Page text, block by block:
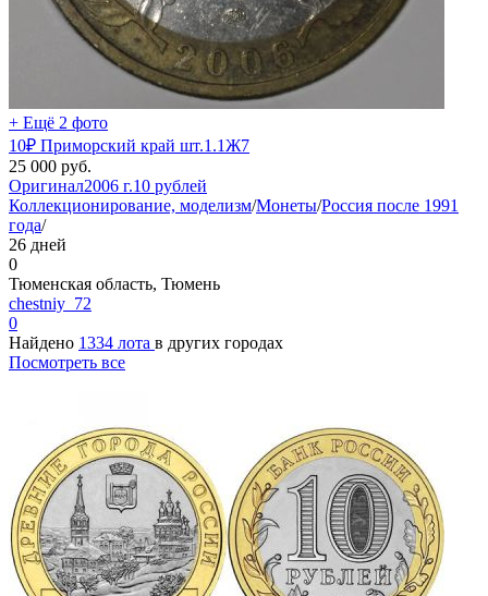
+ Ещё 2 фото
10₽ Приморский край шт.1.1Ж7
25 000 руб.
Оригинал2006 г.10 рублей
Коллекционирование, моделизм/Монеты/Россия после 1991
года/
26 дней
0
Тюменская область, Тюмень
chestniy_72
0
Найдено 1334 лота в других городах
Посмотреть все